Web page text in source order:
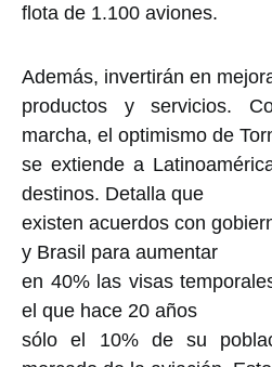
flota de 1.100 aviones.
Además, invertirán en
productos y servicios.
marcha, el optimismo de
se extiende a
destinos. Detalla que
existen acuerdos con
y Brasil para aumentar
en 40% las visas
el que hace 20 años
sólo el 10% de su